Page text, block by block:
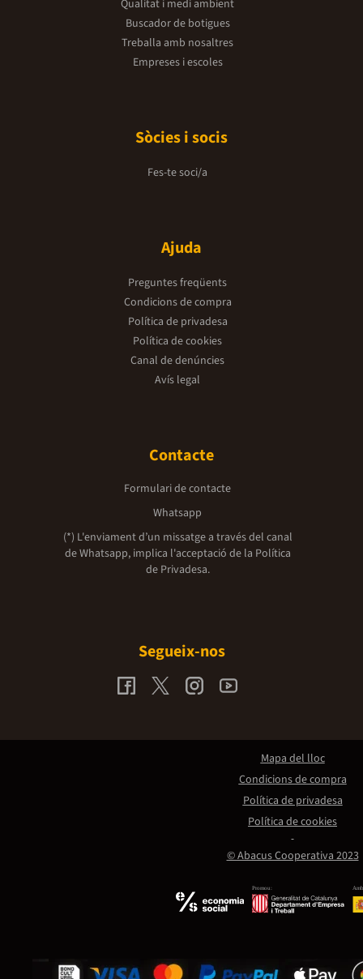
Qualitat i medi ambient
Buscador de botigues
Treballa amb nosaltres
Empreses i escoles
Sòcies i socis
Fes-te soci/a
Ajuda
Preguntes freqüents
Condicions de compra
Política de privadesa
Política de cookies
Canal de denúncies
Avís legal
Contacte
Formulari de contacte
Whatsapp
(*) L'enviament d’un missatge a través del canal
de Whatsapp, implica l'acceptació de la Política
de Privadesa.
Segueix-nos
Promou:
© Abacus Cooperativa 2023
Mapa del lloc
Condicions de compra
Política de privadesa
Política de cookies